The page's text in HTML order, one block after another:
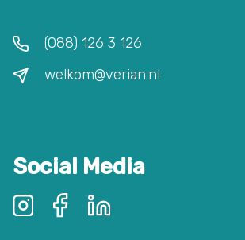
(088) 126 3 126
welkom@verian.nl
Social Media